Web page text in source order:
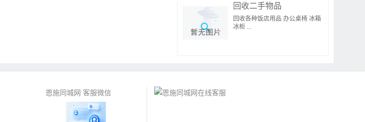
回收二手物品
回收各种饭店用品 办公桌椅 冰箱
冰柜 ...
恩施同城网 客服微信